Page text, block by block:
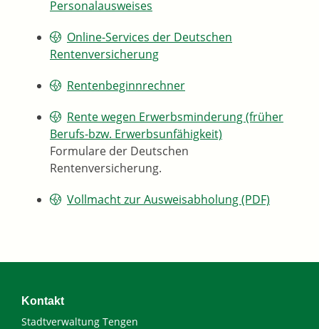
Personalausweises
Online-Services der Deutschen
Rentenversicherung
Rentenbeginnrechner
Rente wegen Erwerbsminderung (früher
Berufs-bzw. Erwerbsunfähigkeit)
Formulare der Deutschen
Rentenversicherung.
Vollmacht zur Ausweisabholung (PDF)
Kontakt
Stadtverwaltung Tengen